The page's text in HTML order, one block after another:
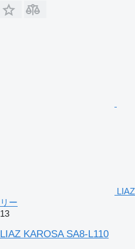
リー
13
LIAZ KAROSA SA8-L110